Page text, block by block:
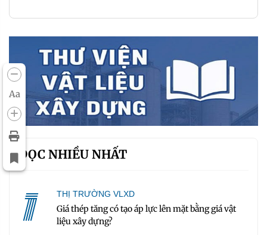
Aa
ĐỌC NHIỀU NHẤT
1 THỊ TRƯỜNG VLXD
Giá thép tăng có tạo áp lực lên mặt bằng giá vật
liệu xây dựng?